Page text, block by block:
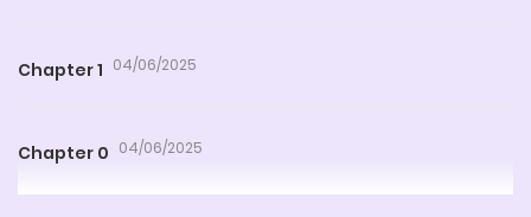
Chapter 1 04/06/2025
Chapter 0 04/06/2025